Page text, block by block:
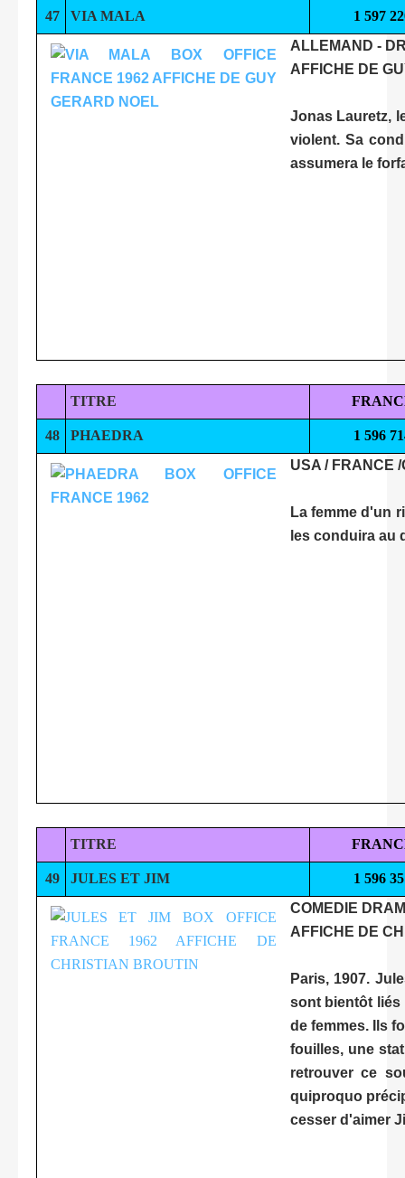
47 VIA MALA
1 597
ALLEMAND -
AFFICHE DE
Jonas Lauretz,
violent. Sa
assumera le
TITRE
48 PHAEDRA
1 596
USA / FRANCE
La femme d'un
les conduira au
TITRE
49 JULES ET JIM
1 596
COMEDIE
AFFICHE DE
Paris, 1907.
sont bientôt liés
de femmes. Ils
fouilles, une
retrouver ce
quiproquo
cesser d'aimer